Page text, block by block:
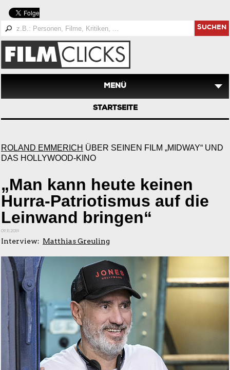
SUCHEN
MENÜ
STARTSEITE
ROLAND EMMERICH ÜBER SEINEN FILM „MIDWAY“ UND
DAS HOLLYWOOD-KINO
„Man kann heute keinen
Hurra-Patriotismus auf die
Leinwand bringen“
09.11.2019
Interview: Matthias Greuling